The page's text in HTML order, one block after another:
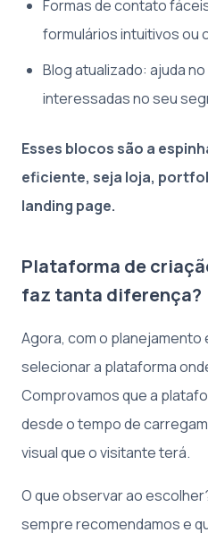
Formas de contato
formulários intuitivos ou
Blog atualizado: ajuda
interessadas no seu
Esses blocos são a
eficiente, seja loja,
landing page.
Plataforma de
faz tanta diferença?
Agora, com o planejamento
selecionar a plataforma
Comprovamos que a
desde o tempo de
visual que o visitante terá.
O que observar ao
sempre recomendamos e